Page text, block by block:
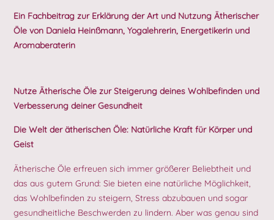
Ein Fachbeitrag zur Erklärung der Art und Nutzung Ätherischer
Öle von Daniela Heinßmann, Yogalehrerin, Energetikerin und
Aromaberaterin
Nutze Ätherische Öle zur Steigerung deines Wohlbefinden und
Verbesserung deiner Gesundheit
Die Welt der ätherischen Öle: Natürliche Kraft für Körper und
Geist
Ätherische Öle erfreuen sich immer größerer Beliebtheit und
das aus gutem Grund: Sie bieten eine natürliche Möglichkeit,
das Wohlbefinden zu steigern, Stress abzubauen und sogar
gesundheitliche Beschwerden zu lindern. Aber was genau sind